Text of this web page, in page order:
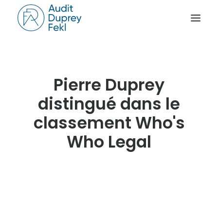
LE CABINET
NOS SAVOIR-FAIRE
NOS RÉFÉRENCES
NOTRE ACTUALITÉ
Pierre Duprey
distingué dans le
classement Who's
Who Legal